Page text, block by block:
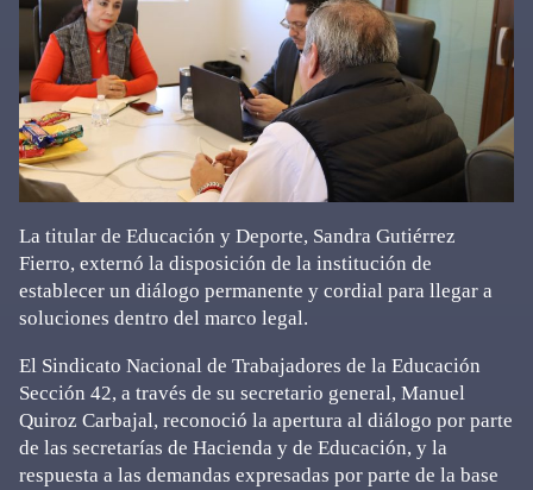
La titular de Educación y Deporte, Sandra Gutiérrez
Fierro, externó la disposición de la institución de
establecer un diálogo permanente y cordial para llegar a
soluciones dentro del marco legal.
El Sindicato Nacional de Trabajadores de la Educación
Sección 42, a través de su secretario general, Manuel
Quiroz Carbajal, reconoció la apertura al diálogo por parte
de las secretarías de Hacienda y de Educación, y la
respuesta a las demandas expresadas por parte de la base